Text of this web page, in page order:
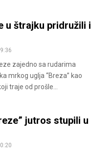
u štrajku pridružili i
zajedno sa rudarima
mrkog uglja “Breza” kao
traje od prošle...
jutros stupili u